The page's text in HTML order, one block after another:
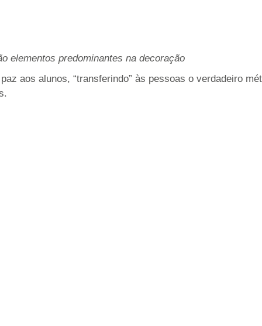
elementos predominantes na decoração
aos alunos, “transferindo” às pessoas o verdadeiro